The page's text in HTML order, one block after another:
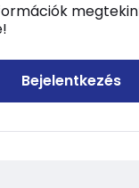
Bejelentkezés